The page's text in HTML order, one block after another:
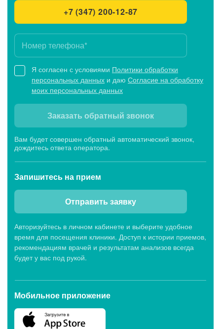
+7 (347) 200-12-87
Я согласен с условиями Политики обработки
персональных данных и даю Согласие на обработку
моих персональных данных
Заказать обратный звонок
Вам будет совершен обратный автоматический звонок,
дождитесь ответа оператора.
Запишитесь на прием
Отправить заявку
Авторизуйтесь в личном кабинете и выберите удобное
время для посещения клиники. Доступ к истории приемов,
рекомендациям врачей и результатам анализов всегда
будет у вас под рукой.
Мобильное приложение